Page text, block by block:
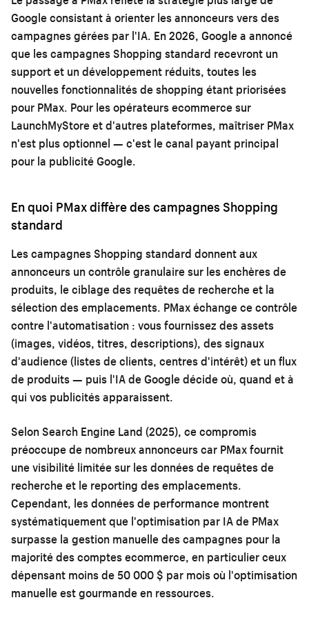
Google consistant à orienter les annonceurs vers des
campagnes gérées par l'IA. En 2026, Google a annoncé
que les campagnes Shopping standard recevront un
support et un développement réduits, toutes les
nouvelles fonctionnalités de shopping étant priorisées
pour PMax. Pour les opérateurs ecommerce sur
LaunchMyStore et d'autres plateformes, maîtriser PMax
n'est plus optionnel — c'est le canal payant principal
pour la publicité Google.
En quoi PMax diffère des campagnes Shopping
standard
Les campagnes Shopping standard donnent aux
annonceurs un contrôle granulaire sur les enchères de
produits, le ciblage des requêtes de recherche et la
sélection des emplacements. PMax échange ce contrôle
contre l'automatisation : vous fournissez des assets
(images, vidéos, titres, descriptions), des signaux
d'audience (listes de clients, centres d'intérêt) et un flux
de produits — puis l'IA de Google décide où, quand et à
qui vos publicités apparaissent.
Selon Search Engine Land (2025), ce compromis
préoccupe de nombreux annonceurs car PMax fournit
une visibilité limitée sur les données de requêtes de
recherche et le reporting des emplacements.
Cependant, les données de performance montrent
systématiquement que l'optimisation par IA de PMax
surpasse la gestion manuelle des campagnes pour la
majorité des comptes ecommerce, en particulier ceux
dépensant moins de 50 000 $ par mois où l'optimisation
manuelle est gourmande en ressources.